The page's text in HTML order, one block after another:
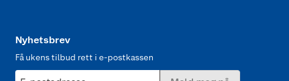
Nyhetsbrev
Få ukens tilbud rett i e-postkassen